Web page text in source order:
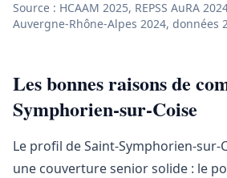
Source : HCAAM 2025, REPSS AuRA
Auvergne-Rhône-Alpes 2024, données
Les bonnes raisons de
Symphorien-sur-Coise
Le profil de Saint-Symphorien-sur-
une couverture senior solide : le